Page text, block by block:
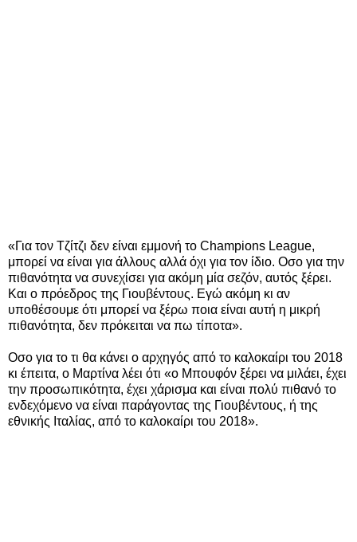
«Για τον Τζίτζι δεν είναι εμμονή το Champions League,
μπορεί να είναι για άλλους αλλά όχι για τον ίδιο. Οσο για την
πιθανότητα να συνεχίσει για ακόμη μία σεζόν, αυτός ξέρει.
Και ο πρόεδρος της Γιουβέντους. Εγώ ακόμη κι αν
υποθέσουμε ότι μπορεί να ξέρω ποια είναι αυτή η μικρή
πιθανότητα, δεν πρόκειται να πω τίποτα».
Οσο για το τι θα κάνει ο αρχηγός από το καλοκαίρι του 2018
κι έπειτα, ο Μαρτίνα λέει ότι «ο Μπουφόν ξέρει να μιλάει, έχει
την προσωπικότητα, έχει χάρισμα και είναι πολύ πιθανό το
ενδεχόμενο να είναι παράγοντας της Γιουβέντους, ή της
εθνικής Ιταλίας, από το καλοκαίρι του 2018».